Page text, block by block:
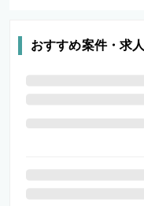
おすすめ案件・求人